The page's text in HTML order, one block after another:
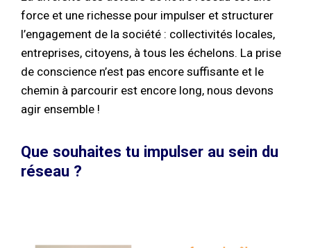
force et une richesse pour impulser et structurer
l’engagement de la société : collectivités locales,
entreprises, citoyens, à tous les échelons. La prise
de conscience n’est pas encore suffisante et le
chemin à parcourir est encore long, nous devons
agir ensemble !
Que souhaites tu impulser au sein du
réseau ?